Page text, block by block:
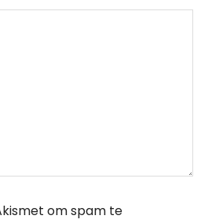
om spam te